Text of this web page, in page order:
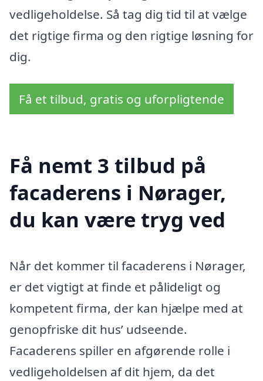
vedligeholdelse. Så tag dig tid til at vælge
det rigtige firma og den rigtige løsning for
dig.
Få et tilbud, gratis og uforpligtende
Få nemt 3 tilbud på
facaderens i Nørager,
du kan være tryg ved
Når det kommer til facaderens i Nørager,
er det vigtigt at finde et pålideligt og
kompetent firma, der kan hjælpe med at
genopfriske dit hus’ udseende.
Facaderens spiller en afgørende rolle i
vedligeholdelsen af dit hjem, da det